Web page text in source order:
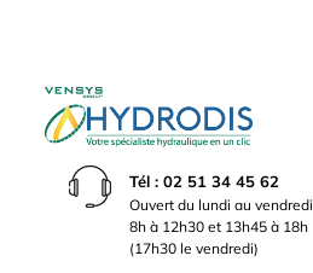
Tél : 02 51 34 45 62
Ouvert du lundi au vendredi
8h à 12h30 et 13h45 à 18h
(17h30 le vendredi)